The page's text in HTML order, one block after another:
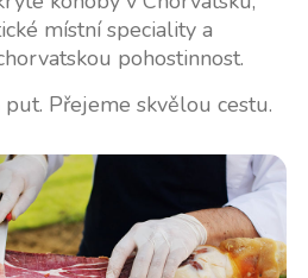
místní speciality a
pohostinnost.
Přejeme skvělou cestu.